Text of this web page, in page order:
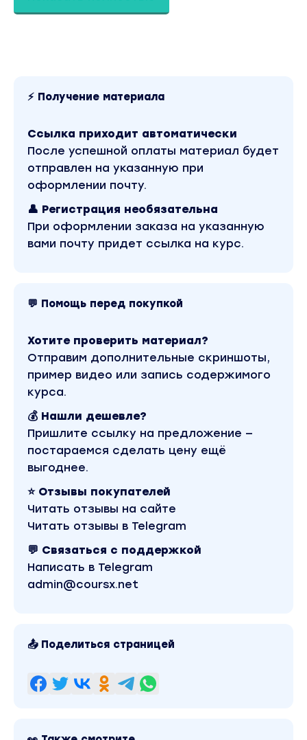
День №1
Это бесполезно
Результат:
составим инвестиционные цели
День №2
Это страшно.
Наши родители и бабушки потеряли
накопления, а после 24 февраля ничего не
заработать
научусь
Результат: Вы поймете, что уже
инвестируете и посчитаете свою
доходность
День №4
У меня нет денег, инвестиции — это для
богатых
Результат:
Найдете в своем бюджете
средства для инвестиций, даже если вам
кажется,
День №5
Мало шансов заработать
доступных инструментов и план
Бонусный урок
⚡ Получение материала
Ссылка приходит автоматически
После успешной оплаты материал будет
отправлен на указанную при
оформлении почту.
👤 Регистрация необязательна
При оформлении заказа на указанную
вами почту придет ссылка на курс.
💬 Помощь перед покупкой
Хотите проверить материал?
Отправим дополнительные скриншоты,
пример видео или запись содержимого
курса.
💰 Нашли дешевле?
Пришлите ссылку на предложение —
постараемся сделать цену ещё
выгоднее.
⭐ Отзывы покупателей
Читать отзывы на сайте
Читать отзывы в Telegram
💬 Связаться с поддержкой
Написать в Telegram
admin@coursx.net
📤 Поделиться страницей